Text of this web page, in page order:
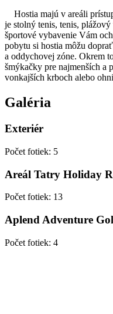
Hostia majú v areáli
je stolný tenis, tenis,
športové vybavenie Vám
pobytu si hostia môžu
a oddychovej zóne. Okrem
šmýkačky pre najmenších a
vonkajších krboch alebo
Galéria
Exteriér
Počet fotiek: 5
Areál Tatry Holiday
Počet fotiek: 13
Aplend Adventure
Počet fotiek: 4